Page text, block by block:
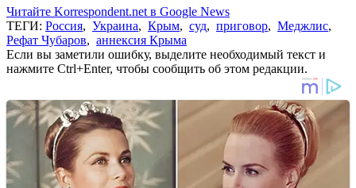
Читайте Korrespondent.net в Google News
ТЕГИ: Россия, Украина, Крым, суд, приговор, Меджлис,
Рефат Чубаров, аннексия Крыма
Если вы заметили ошибку, выделите необходимый текст и
нажмите Ctrl+Enter, чтобы сообщить об этом редакции.